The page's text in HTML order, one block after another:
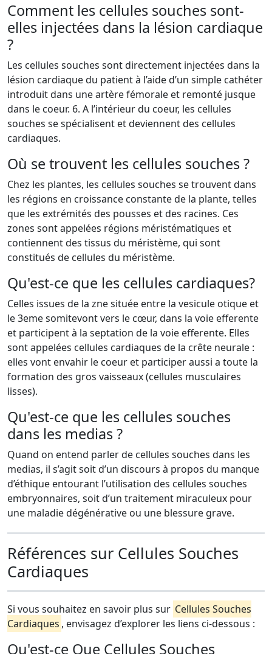
Comment les cellules souches sont-
elles injectées dans la lésion cardiaque
?
Les cellules souches sont directement injectées dans la
lésion cardiaque du patient à l’aide d’un simple cathéter
introduit dans une artère fémorale et remonté jusque
dans le coeur. 6. A l’intérieur du coeur, les cellules
souches se spécialisent et deviennent des cellules
cardiaques.
Où se trouvent les cellules souches ?
Chez les plantes, les cellules souches se trouvent dans
les régions en croissance constante de la plante, telles
que les extrémités des pousses et des racines. Ces
zones sont appelées régions méristématiques et
contiennent des tissus du méristème, qui sont
constitués de cellules du méristème.
Qu'est-ce que les cellules cardiaques?
Celles issues de la zne située entre la vesicule otique et
le 3eme somitevont vers le cœur, dans la voie efferente
et participent à la septation de la voie efferente. Elles
sont appelées cellules cardiaques de la crête neurale :
elles vont envahir le coeur et participer aussi a toute la
formation des gros vaisseaux (cellules musculaires
lisses).
Qu'est-ce que les cellules souches
dans les medias ?
Quand on entend parler de cellules souches dans les
medias, il s’agit soit d’un discours à propos du manque
d’éthique entourant l’utilisation des cellules souches
embryonnaires, soit d’un traitement miraculeux pour
une maladie dégénérative ou une blessure grave.
Références sur Cellules Souches
Cardiaques
Si vous souhaitez en savoir plus sur Cellules Souches
Cardiaques , envisagez d’explorer les liens ci-dessous :
Qu'est-ce Que Cellules Souches